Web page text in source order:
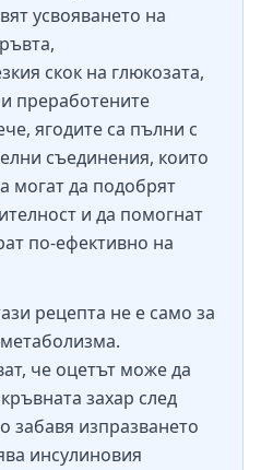
усвояването на
скок на глюкозата,
преработените
ягодите са пълни с
съединения, които
могат да подобрят
и да помогнат
по-ефективно на
рецепта не е само за
че оцетът може да
захар след
забавя изпразването
инсулиновия